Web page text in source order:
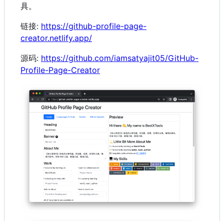
具。
链接: https://github-profile-page-
creator.netlify.app/
源码: https://github.com/iamsatyajit05/GitHub-
Profile-Page-Creator